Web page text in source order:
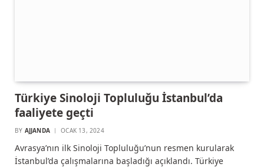
Türkiye Sinoloji Topluluğu İstanbul’da
faaliyete geçti
BY AJJANDA OCAK 13, 2024
Avrasya’nın ilk Sinoloji Topluluğu’nun resmen kurularak
İstanbul’da çalışmalarına başladığı açıklandı. Türkiye